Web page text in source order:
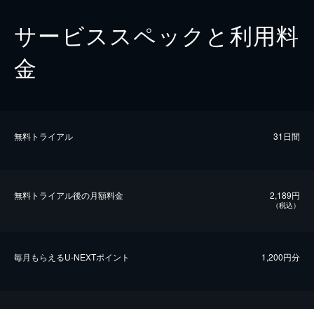
サービススペックと利用料
金
無料トライアル 31日間
無料トライアル後の⽉額料金 2,189円
（税込）
毎⽉もらえるU-NEXTポイント 1,200円分